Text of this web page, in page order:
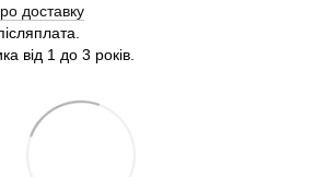
доставку
від 1 до 3 років.